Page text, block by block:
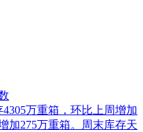
万重箱，环比上周增加
加275万重箱。周末库存天